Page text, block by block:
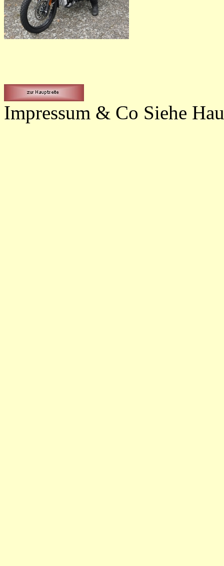
Impressum & Co Siehe